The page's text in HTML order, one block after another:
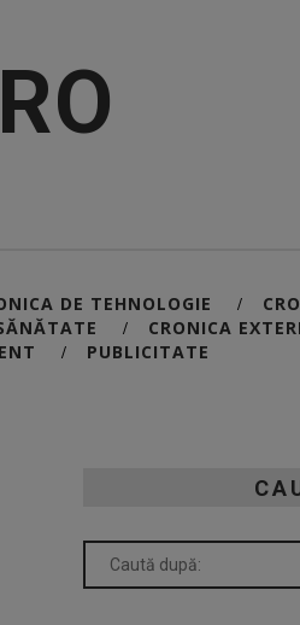
DE TEHNOLOGIE /
/ CRONICA
/ PUBLICITATE